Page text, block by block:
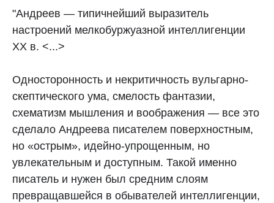
"Андреев — типичнейший выразитель
настроений мелкобуржуазной интеллигенции
XX в. <...>
Односторонность и некритичность вульгарно-
скептического ума, смелость фантазии,
схематизм мышления и воображения — все это
сделало Андреева писателем поверхностным,
но «острым», идейно-упрощенным, но
увлекательным и доступным. Такой именно
писатель и нужен был средним слоям
превращавшейся в обывателей интеллигенции,